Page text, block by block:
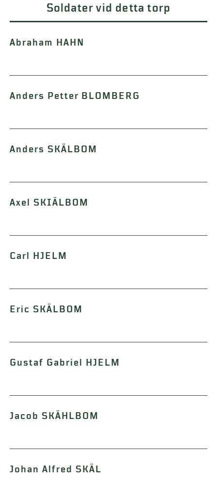
Soldater vid detta torp
Abraham HAHN
Anders Petter BLOMBERG
Anders SKÄLBOM
Axel SKIÄLBOM
Carl HJELM
Eric SKÄLBOM
Gustaf Gabriel HJELM
Jacob SKÄHLBOM
Johan Alfred SKÄL